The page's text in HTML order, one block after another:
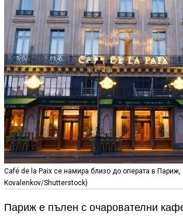
Café de la Paix се намира близо до операта в
Kovalenkov/Shutterstock)
Париж е пълен с очарователни